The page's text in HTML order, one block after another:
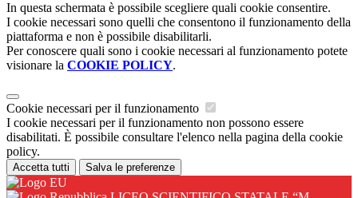
In questa schermata è possibile scegliere quali cookie consentire.
I cookie necessari sono quelli che consentono il funzionamento della
piattaforma e non è possibile disabilitarli.
Per conoscere quali sono i cookie necessari al funzionamento potete
visionare la COOKIE POLICY.
Cookie necessari per il funzionamento
I cookie necessari per il funzionamento non possono essere
disabilitati. È possibile consultare l'elenco nella pagina della cookie
policy.
Accetta tutti Salva le preferenze